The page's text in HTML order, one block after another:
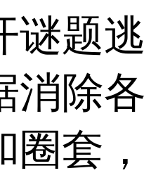
谜题逃
消除
圈套